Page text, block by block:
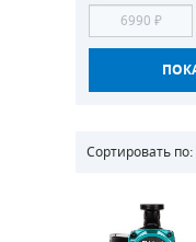
Сортировать по: